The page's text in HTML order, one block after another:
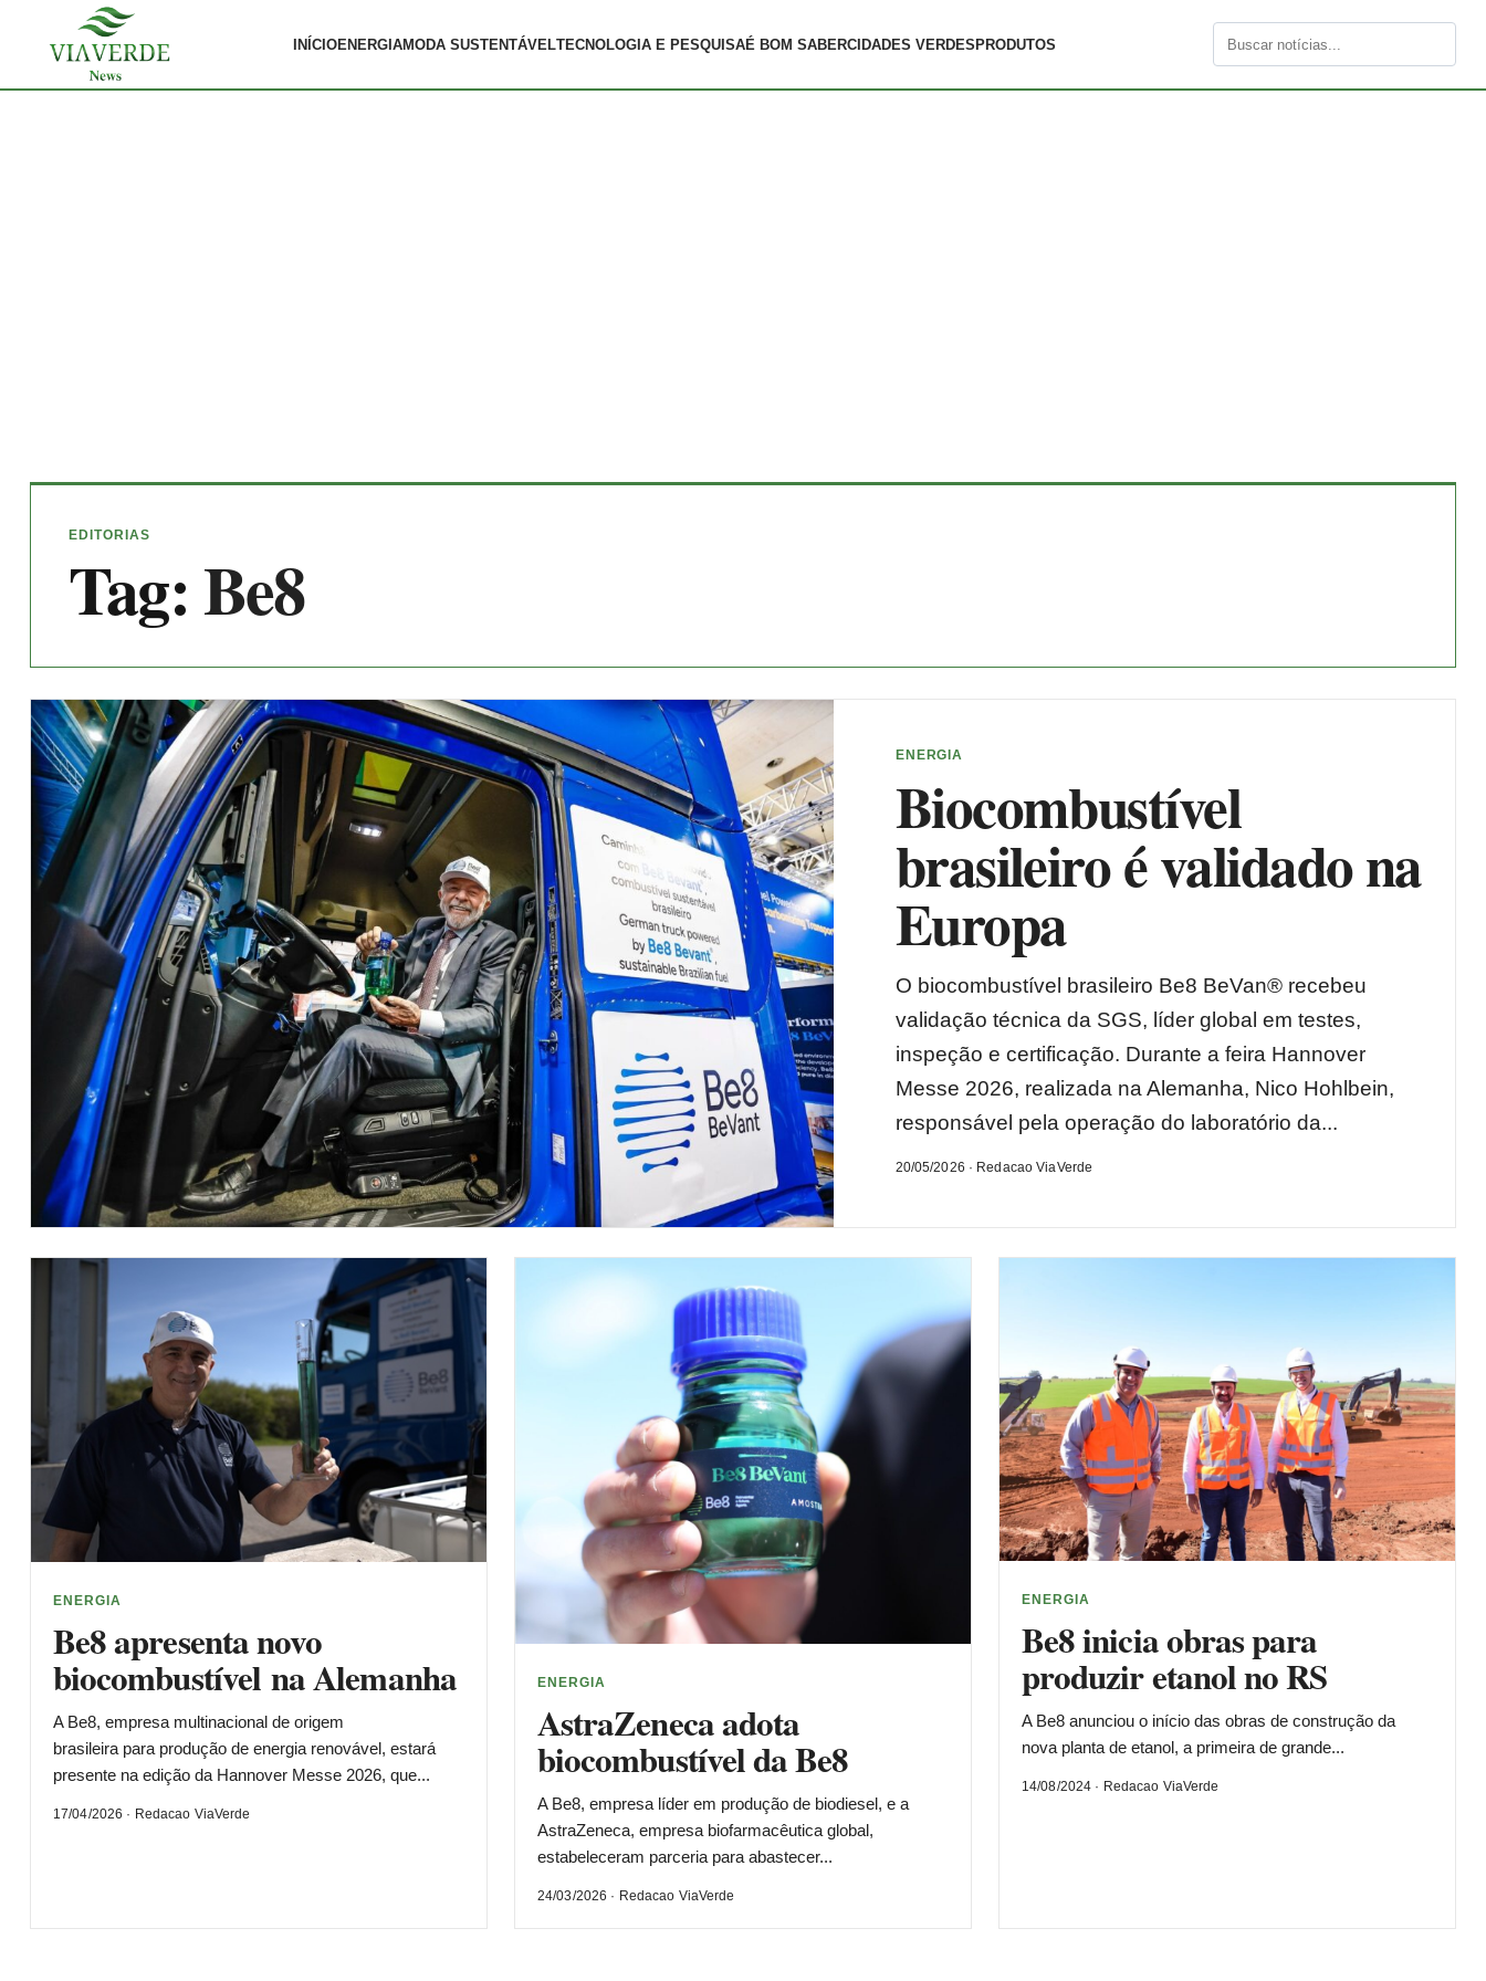
INÍCIOENERGIAMODA SUSTENTÁVELTECNOLOGIA E PESQUISAÉ BOM SABERCIDADES VERDES PRODUTOS
Buscar
EDITORIAS
Tag:Be8
ENERGIA
Biocombustível
brasileiro é validado na
Europa
O biocombustível brasileiro Be8 BeVan® recebeu
validação técnica da SGS, líder global em testes,
inspeção e certificação. Durante a feira Hannover
Messe 2026, realizada na Alemanha, Nico Hohlbein,
responsável pela operação do laboratório da...
20/05/2026 · Redacao ViaVerde
ENERGIA
Be8 apresenta novo
biocombustível na Alemanha
A Be8, empresa multinacional de origem
brasileira para produção de energia renovável, estará
presente na edição da Hannover Messe 2026, que...
17/04/2026 · Redacao ViaVerde
ENERGIA
AstraZeneca adota
biocombustível da Be8
A Be8, empresa líder em produção de biodiesel, e a
AstraZeneca, empresa biofarmacêutica global,
estabeleceram parceria para abastecer...
24/03/2026 · Redacao ViaVerde
ENERGIA
Be8 inicia obras para
produzir etanol no RS
A Be8 anunciou o início das obras de construção da
nova planta de etanol, a primeira de grande...
14/08/2024 · Redacao ViaVerde